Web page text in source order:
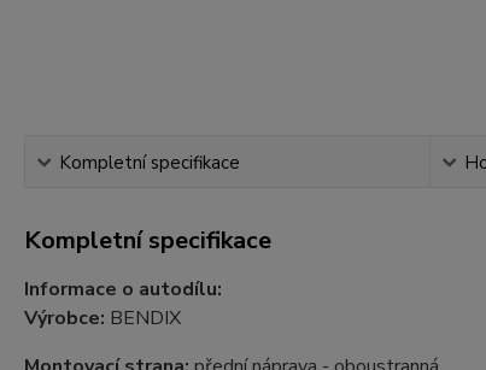
Kompletní specifikace
Kompletní specifikace
Informace o autodílu:
Výrobce: BENDIX